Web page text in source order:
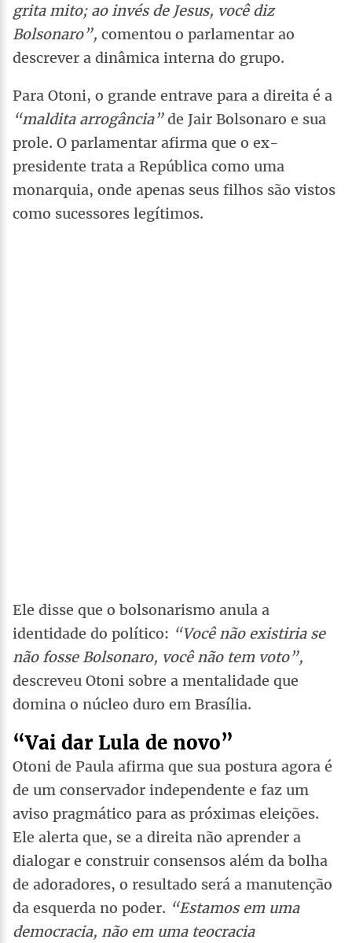
grita mito; ao invés de Jesus, você diz
Bolsonaro”, comentou o parlamentar ao
descrever a dinâmica interna do grupo.
Para Otoni, o grande entrave para a direita é a
“maldita arrogância”de Jair Bolsonaro e sua
prole. O parlamentar afirma que o ex-
presidente trata a República como uma
monarquia, onde apenas seus filhos são vistos
como sucessores legítimos.
Ele disse que o bolsonarismo anula a
identidade do político: “Você não existiria se
não fosse Bolsonaro, você não tem voto”,
descreveu Otoni sobre a mentalidade que
domina o núcleo duro em Brasília.
“Vai dar Lula de novo”
Otoni de Paula afirma que sua postura agora é
de um conservador independente e faz um
aviso pragmático para as próximas eleições.
Ele alerta que, se a direita não aprender a
dialogar e construir consensos além da bolha
de adoradores, o resultado será a manutenção
da esquerda no poder. “Estamos em uma
democracia, não em uma teocracia